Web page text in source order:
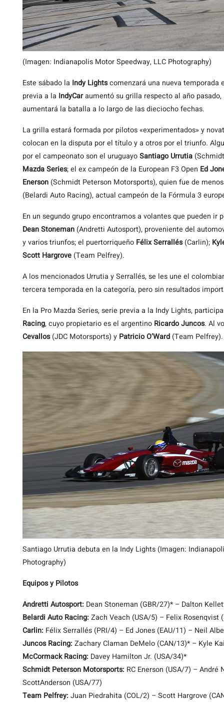
(Imagen: Indianapolis Motor Speedway, LLC Photography)
Este sábado la Indy Lightscomenzará una nueva temporada
previa a la IndyCaraumentó su grilla respecto al año
aumentará la batalla a lo largo de las dieciocho fechas.
La grilla estará formada por pilotos «experimentados» y
colocan en la disputa por el título y a otros por el triunfo.
por el campeonato son el uruguayoSantiago Urrutia
Mazda Series; el ex campeón de la European F3 Open Ed
Enerson (Schmidt Peterson Motorsports), quien fue de
(Belardi Auto Racing), actual campeón de la Fórmula 3
En un segundo grupo encontramos a volantes que pueden
Dean Stoneman (Andretti Autosport), proveniente del
y varios triunfos; el puertorriqueño Félix Serrallés(Carlin);
Scott Hargrove (Team Pelfrey).
A los mencionados Urrutia y Serrallés, se les une el
tercera temporada en la categoría, pero sin resultados
En la Pro Mazda Series, serie previa a la Indy Lights,
Racing, cuyo propietario es el argentino Ricardo Juncos. Al
Cevallos(JDC Motorsports) y Patricio O’Ward (Team Pelfrey).
Santiago Urrutia debuta en la Indy Lights (Imagen:
Photography)
Equipos y Pilotos
Andretti Autosport: Dean Stoneman (GBR/27)* – Dalton
Belardi Auto Racing: Zach Veach (USA/5) – Felix Rosenqvist
Carlin: Félix Serrallés (PRI/4) – Ed Jones (EAU/11) – Neil
Juncos Racing: Zachary Claman DeMelo (CAN/13)* – Kyle
McCormack Racing: Davey Hamilton Jr. (USA/34)*
Schmidt Peterson Motorsports: RC Enerson (USA/7) –
ScottAnderson (USA/77)
Team Pelfrey: Juan Piedrahita (COL/2) – Scott Hargrove